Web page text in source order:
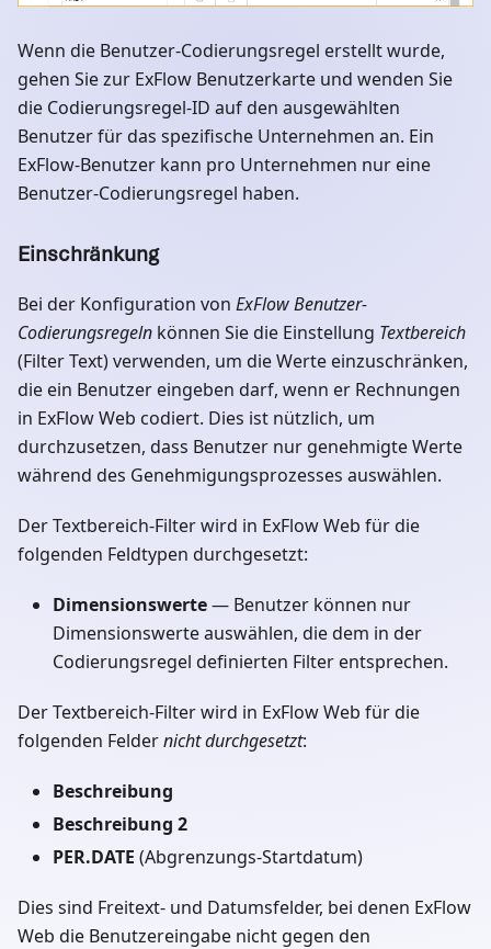
Wenn die Benutzer-Codierungsregel erstellt wurde,
gehen Sie zur ExFlow Benutzerkarte und wenden Sie
die Codierungsregel-ID auf den ausgewählten
Benutzer für das spezifische Unternehmen an. Ein
ExFlow-Benutzer kann pro Unternehmen nur eine
Benutzer-Codierungsregel haben.
Einschränkung
Bei der Konfiguration von ExFlow Benutzer-
Codierungsregeln können Sie die Einstellung Textbereich
(Filter Text) verwenden, um die Werte einzuschränken,
die ein Benutzer eingeben darf, wenn er Rechnungen
in ExFlow Web codiert. Dies ist nützlich, um
durchzusetzen, dass Benutzer nur genehmigte Werte
während des Genehmigungsprozesses auswählen.
Der Textbereich-Filter wird in ExFlow Web für die
folgenden Feldtypen durchgesetzt:
Dimensionswerte— Benutzer können nur
Dimensionswerte auswählen, die dem in der
Codierungsregel definierten Filter entsprechen.
Der Textbereich-Filter wird in ExFlow Web für die
folgenden Feldernicht durchgesetzt:
Beschreibung
Beschreibung 2
PER.DATE (Abgrenzungs-Startdatum)
Dies sind Freitext- und Datumsfelder, bei denen ExFlow
Web die Benutzereingabe nicht gegen den